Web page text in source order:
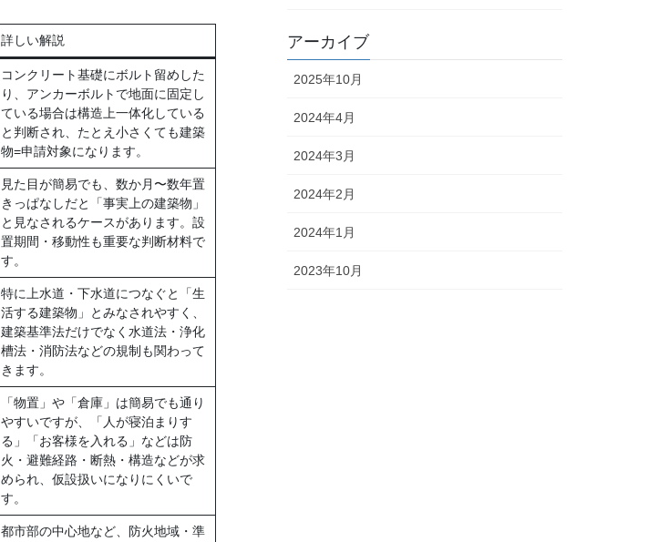
詳しい解説
コンクリート基礎にボルト留めした
り、アンカーボルトで地面に固定し
ている場合は構造上一体化している
と判断され、たとえ小さくても建築
物=申請対象になります。
見た目が簡易でも、数か月〜数年置
きっぱなしだと「事実上の建築物」
と見なされるケースがあります。設
置期間・移動性も重要な判断材料で
す。
特に上水道・下水道につなぐと「生
活する建築物」とみなされやすく、
建築基準法だけでなく水道法・浄化
槽法・消防法などの規制も関わって
きます。
「物置」や「倉庫」は簡易でも通り
やすいですが、「人が寝泊まりす
る」「お客様を入れる」などは防
火・避難経路・断熱・構造などが求
められ、仮設扱いになりにくいで
す。
都市部の中心地など、防火地域・準
アーカイブ
2025年10月
2024年4月
2024年3月
2024年2月
2024年1月
2023年10月